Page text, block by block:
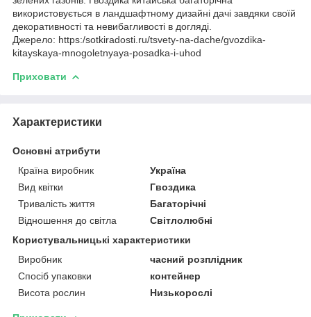
використовується в ландшафтному дизайні дачі завдяки своїй
декоративності та невибагливості в догляді.
Джерело: https:/sotkiradosti.ru/tsvety-na-dache/gvozdika-
kitayskaya-mnogoletnyaya-posadka-i-uhod
Приховати
Характеристики
Основні атрибути
Країна виробник
Україна
Вид квітки
Гвоздика
Тривалість життя
Багаторічні
Відношення до світла
Світлолюбні
Користувальницькі характеристики
Виробник
часний розплідник
Спосіб упаковки
контейнер
Висота рослин
Низькорослі